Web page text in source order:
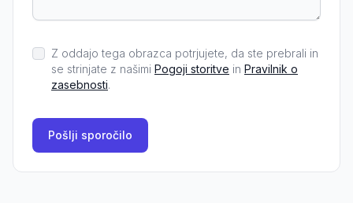
Z oddajo tega obrazca potrjujete, da ste prebrali in
se strinjate z našimi Pogoji storitve in Pravilnik o
zasebnosti.
Pošlji sporočilo